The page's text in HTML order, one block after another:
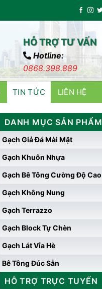
HỖ TRỢ TƯ VẤN
Hotline:
0868.398.889
TIN TỨC LIÊN HỆ
DANH MỤC SẢN PHẨM
Gạch Giả Đá Mài Mặt
Gạch Khuôn Nhựa
Gạch Bê Tông Cường Độ Cao
Gạch Không Nung
Gạch Terrazzo
Gạch Block Tự Chèn
Gạch Lát Vỉa Hè
Bê Tông Đúc Sẳn
HỖ TRỢ TRỰC TUYẾN